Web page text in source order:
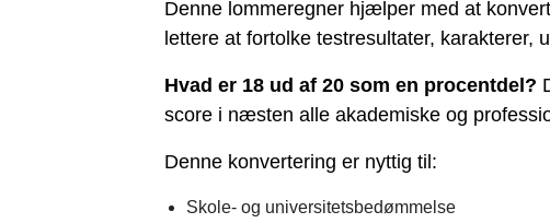
Denne lommeregner hjælper med at
lettere at fortolke testresultater, karakterer,
Hvad er 18 ud af 20 som en procentdel?
score i næsten alle akademiske og
Denne konvertering er nyttig til:
Skole- og universitetsbedømmelse